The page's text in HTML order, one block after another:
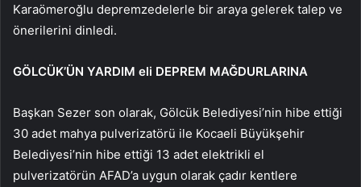
Karaömeroğlu depremzedelerle bir araya gelerek talep ve
önerilerini dinledi.
GÖLCÜK’ÜN YARDIM eli DEPREM MAĞDURLARINA
Başkan Sezer son olarak, Gölcük Belediyesi’nin hibe ettiği
30 adet mahya pulverizatörü ile Kocaeli Büyükşehir
Belediyesi’nin hibe ettiği 13 adet elektrikli el
pulverizatörün AFAD’a uygun olarak çadır kentlere